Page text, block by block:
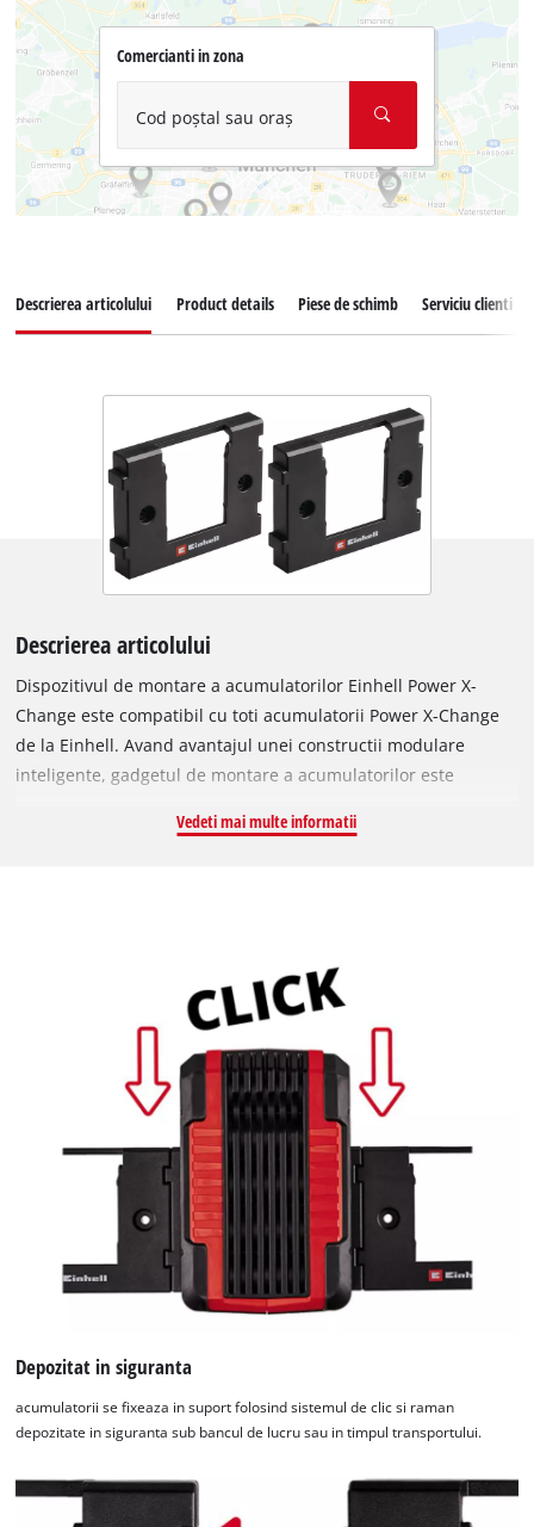
Comercianti in zona
Cod poștal sau oraș
Descrierea articolului Product details Piese de schimb Serviciu clienti
Descrierea articolului
Dispozitivul de montare a acumulatorilor Einhell Power X-
Change este compatibil cu toti acumulatorii Power X-Change
de la Einhell. Avand avantajul unei constructii modulare
inteligente, gadgetul de montare a acumulatorilor este
acumulatorii. Ca urmare, gadgetul de montare a
este montat deasupra capului. Ca urmare, poate fi montat in
siguranta si in rulote si masini. Setul include patru suruburi
pentru montarea pe un perete din lemn, precum si patru
dibluri pentru montarea pe beton.
Vedeti mai multe informatii
Depozitat in siguranta
acumulatorii se fixeaza in suport folosind sistemul de clic si raman
depozitate in siguranta sub bancul de lucru sau in timpul transportului.